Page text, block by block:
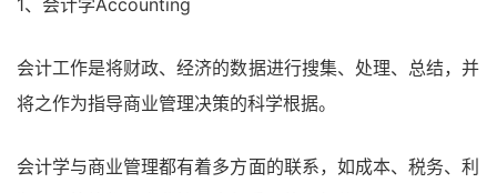
会计工作是将财政、经济的数据进行搜集、处理、总结，并
将之作为指导商业管理决策的科学根据。
会计学与商业管理都有着多方面的联系，如成本、税务、利